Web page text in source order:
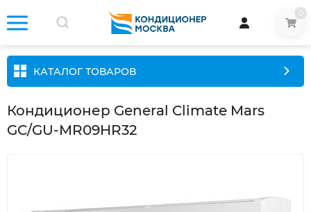
КАТАЛОГ ТОВАРОВ
Кондиционер General Climate Mars
GC/GU-MR09HR32